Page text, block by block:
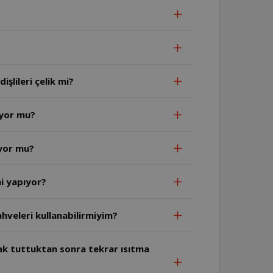
çelik mi?
mu?
mu?
yapıyor?
kullanabilirmiyim?
tuttuktan sonra tekrar ısıtma